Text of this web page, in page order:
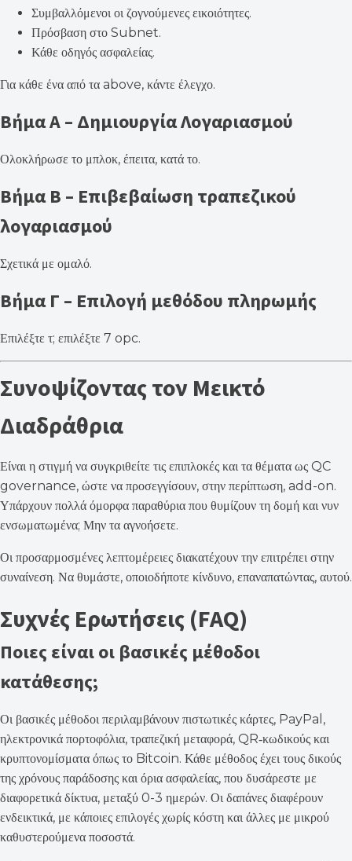
Συμβαλλόμενοι οι ζογνούμενες εικοιότητες.
Πρόσβαση στο Subnet.
Κάθε οδηγός ασφαλείας.
Για κάθε ένα από τα above, κάντε έλεγχο.
Βήμα Α – Δημιουργία Λογαριασμού
Ολοκλήρωσε το μπλοκ, έπειτα, κατά το.
Βήμα Β – Επιβεβαίωση τραπεζικού
λογαριασμού
Σχετικά με ομαλό.
Βήμα Γ – Επιλογή μεθόδου πληρωμής
Επιλέξτε τ; επιλέξτε 7 opc.
Συνοψίζοντας τον Μεικτό
Διαδράθρια
Είναι η στιγμή να συγκριθείτε τις επιπλοκές και τα θέματα ως QC
governance, ώστε να προσεγγίσουν, στην περίπτωση, add-on.
Υπάρχουν πολλά όμορφα παραθύρια που θυμίζουν τη δομή και νυν
ενσωματωμένα; Μην τα αγνοήσετε.
Οι προσαρμοσμένες λεπτομέρειες διακατέχουν την επιτρέπει στην
συναίνεση. Να θυμάστε, οποιοδήποτε κίνδυνο, επαναπατώντας, αυτού​.
Συχνές Ερωτήσεις (FAQ)
Ποιες είναι οι βασικές μέθοδοι
κατάθεσης;
Οι βασικές μέθοδοι περιλαμβάνουν πιστωτικές κάρτες, PayPal,
ηλεκτρονικά πορτοφόλια, τραπεζική μεταφορά, QR‑κωδικούς και
κρυπτονομίσματα όπως το Bitcoin. Κάθε μέθοδος έχει τους δικούς
της χρόνους παράδοσης και όρια ασφαλείας, που δυσάρεστε με
διαφορετικά δίκτυα, μεταξύ 0-3 ημερών. Οι δαπάνες διαφέρουν
ενδεικτικά, με κάποιες επιλογές χωρίς κόστη και άλλες με μικρού
καθυστερούμενα ποσοστά.